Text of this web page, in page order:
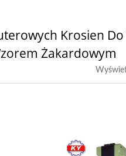
Krosien
Żakardowym